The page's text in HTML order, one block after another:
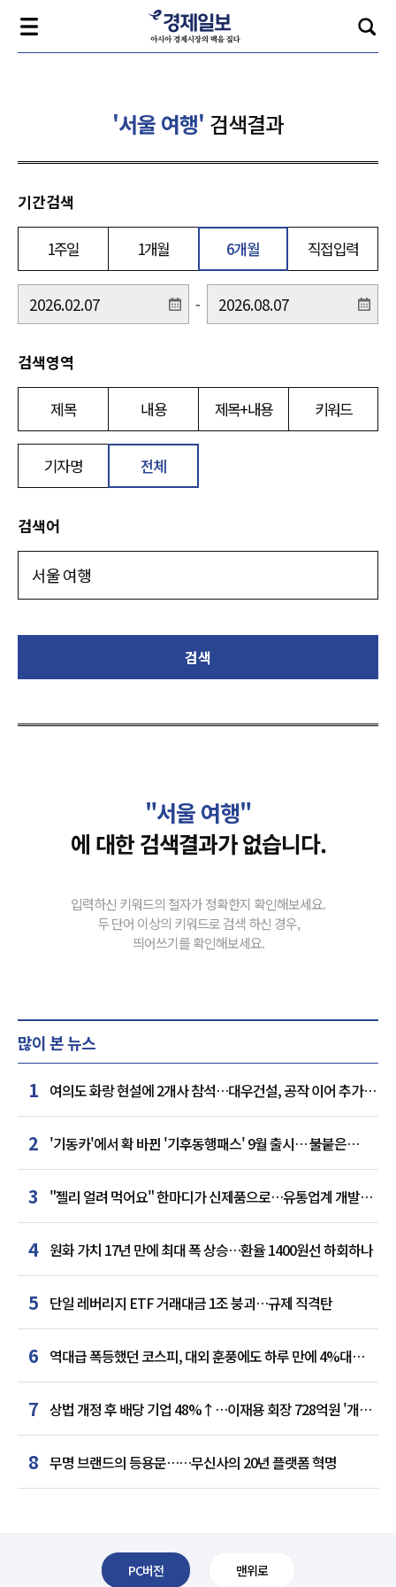
'서울 여행' 검색결과
기간검색
1주일 1개월 6개월 직접입력
-
검색영역
제목 내용 제목+내용 키워드
기자명 전체
검색어
검색
"서울 여행"
에 대한 검색결과가 없습니다.
입력하신 키워드의 철자가 정확한지 확인해보세요.
두 단어 이상의 키워드로 검색 하신 경우,
띄어쓰기를 확인해보세요.
많이 본 뉴스
1 여의도 화랑 현설에 2개사 참석…대우건설, 공작 이어 추가
거점 확보하나
2 '기동카'에서 확 바뀐 '기후동행패스' 9월 출시… 불붙은
카드사 경쟁
3
"젤리 얼려 먹어요" 한마디가 신제품으로…유통업계 개발실
된 SNS
4 원화 가치 17년 만에 최대 폭 상승…환율 1400원선 하회하나
5 단일 레버리지 ETF 거래대금 1조 붕괴…규제 직격탄
6 역대급 폭등했던 코스피, 대외 훈풍에도 하루 만에 4%대
급락
7 상법 개정 후 배당 기업 48%↑…이재용 회장 728억원 '개인
최다'
8 무명 브랜드의 등용문……무신사의 20년 플랫폼 혁명
PC버전 맨위로